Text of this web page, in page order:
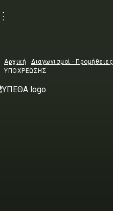
Αρχική Διαγωνισμοί - Προμήθειες
ΥΠΟΧΡΕΩΣΗΣ